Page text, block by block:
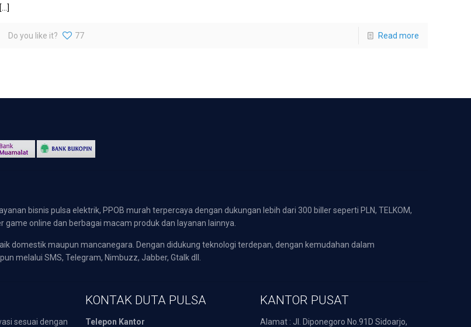
[…]
Do you like it? 77 Read more
bisnis pulsa elektrik, PPOB murah terpercaya dengan dukungan lebih dari 300 biller seperti PLN, TELKOM,
game online dan berbagai macam produk dan layanan lainnya.
domestik maupun mancanegara. Dengan didukung teknologi terdepan, dengan kemudahan dalam
melalui SMS, Telegram, Nimbuzz, Jabber, Gtalk dll.
sesuai dengan
KONTAK DUTA PULSA
Telepon Kantor
KANTOR PUSAT
Alamat : Jl. Diponegoro No.91D Sidoarjo,